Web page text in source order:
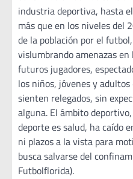
industria deportiva, hasta
más que en los niveles del
de la población por el
vislumbrando amenazas
futuros jugadores,
los niños, jóvenes y adultos
sienten relegados, sin
alguna. El ámbito
deporte es salud, ha caído
ni plazos a la vista para
busca salvarse del
Futbolflorida).